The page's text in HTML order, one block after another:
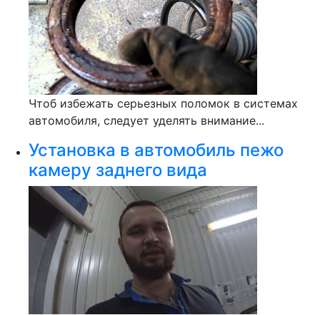
Чтоб избежать серьезных поломок в системах
автомобиля, следует уделять внимание...
Установка в автомобиль пежо
камеру заднего вида